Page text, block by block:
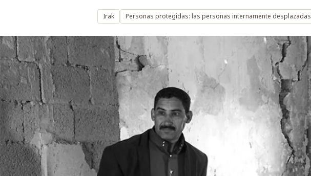
Irak Personas protegidas: las personas internamente desplazadas